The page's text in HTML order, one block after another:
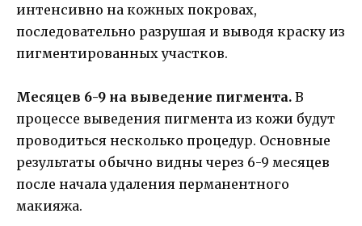
интенсивно на кожных покровах,
последовательно разрушая и выводя краску из
пигментированных участков.
Месяцев 6-9 на выведение пигмента. В
процессе выведения пигмента из кожи будут
проводиться несколько процедур. Основные
результаты обычно видны через 6-9 месяцев
после начала удаления перманентного
макияжа.